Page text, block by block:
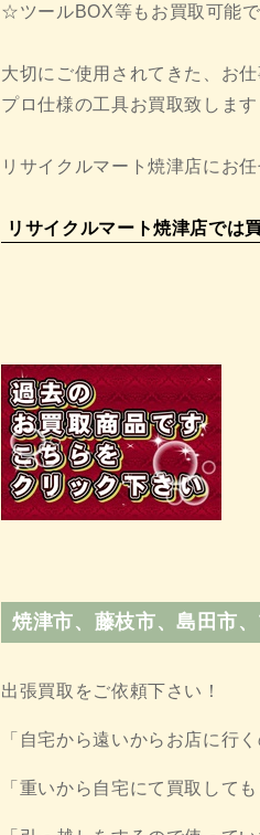
☆ツールBOX等もお買取可能で
大切にご使用されてきた、お
プロ仕様の工具お買取致します
リサイクルマート焼津店にお任
リサイクルマート焼津店では
焼津市、藤枝市、島田市
出張買取をご依頼下さい！
「自宅から遠いからお店に行
「重いから自宅にて買取して